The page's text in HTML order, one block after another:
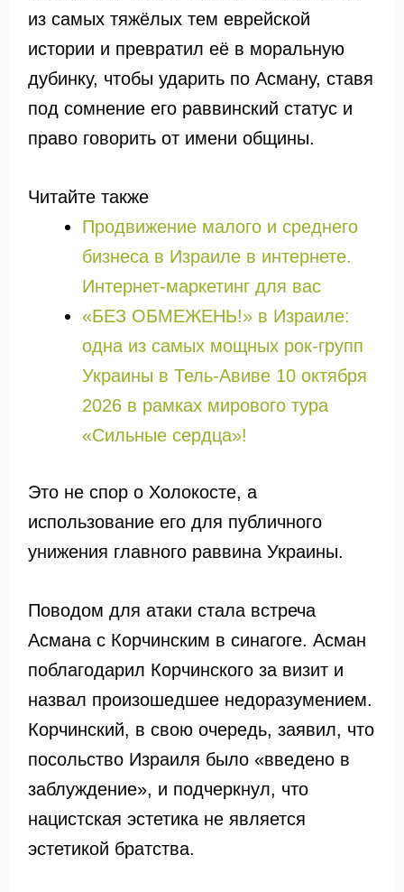
из самых тяжёлых тем еврейской
истории и превратил её в моральную
дубинку, чтобы ударить по Асману, ставя
под сомнение его раввинский статус и
право говорить от имени общины.
Читайте также
Продвижение малого и среднего
бизнеса в Израиле в интернете.
Интернет-маркетинг для вас
«БЕЗ ОБМЕЖЕНЬ!» в Израиле:
одна из самых мощных рок-групп
Украины в Тель-Авиве 10 октября
2026 в рамках мирового тура
«Сильные сердца»!
Это не спор о Холокосте, а
использование его для публичного
унижения главного раввина Украины.
Поводом для атаки стала встреча
Асмана с Корчинским в синагоге. Асман
поблагодарил Корчинского за визит и
назвал произошедшее недоразумением.
Корчинский, в свою очередь, заявил, что
посольство Израиля было «введено в
заблуждение», и подчеркнул, что
нацистская эстетика не является
эстетикой братства.